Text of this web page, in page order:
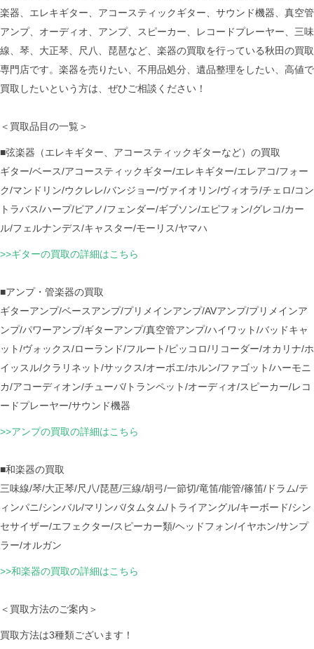
楽器、エレキギター、アコースティックギター、サウンド機器、真空管
アンプ、オーディオ、アンプ、スピーカー、レコードプレーヤー、三味
線、琴、大正琴、尺八、琵琶など、楽器の買取を行っている秋田の買取
専門店です。楽器を売りたい、不用品処分、遺品整理をしたい、高値で
買取したいという方は、ぜひご相談ください！
＜買取品目の一覧＞
■弦楽器（エレキギター、アコースティックギターなど）の買取
ギター/ベース/アコースティックギター/エレキギター/エレアコ/フォー
ク/マンドリン/ウクレレ/バンジョー/ヴァイオリン/ヴィオラ/チェロ/コン
トラバス/ハープ/ピアノ/フェンダー/ギブソン/エピフォン/グレコ/カー
ル/フェルナンデス/キャスター/モーリス/ヤマハ
>>ギターの買取の詳細はこちら
■アンプ・管楽器の買取
ギターアンプ/ベースアンプ/プリメインアンプ/AVアンプ/プリメインア
ンプ/パワーアンプ/ギターアンプ/真空管アンプ/ハイワット/バッドキャ
ット/ヴォックス/ローランド/フルート/ピッコロ/リコーダー/オカリナ/ホ
イッスル/クラリネット/サックス/オーボエ/ホルン/ファゴット/ハーモニ
カ/アコーディオン/チューバ/トランペット/オーディオ/スピーカー/レコ
ードプレーヤー/サウンド機器
>>アンプの買取の詳細はこちら
■和楽器の買取
三味線/琴/大正琴/尺八/琵琶/三線/胡弓/一節切/竜笛/能管/篠笛/ドラム/テ
ィンパニ/シンバル/マリンバ/タムタム/トライアングル/キーボード/シン
セサイザー/エフェクター/スピーカー類/ヘッドフォン/イヤホン/サンプ
ラー/オルガン
>>和楽器の買取の詳細はこちら
＜買取方法のご案内＞
買取方法は3種類ございます！